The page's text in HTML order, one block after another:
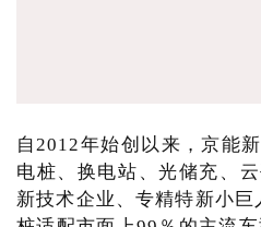
自2012年始创以来，京能
电桩、换电站、光储充、
新技术企业、专精特新小